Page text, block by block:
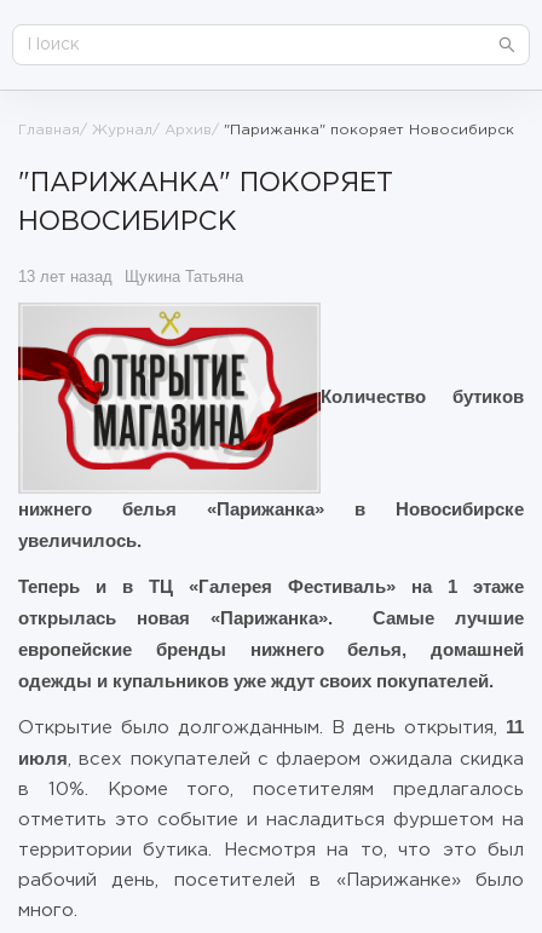
Главная Журнал Архив "Парижанка" покоряет Новосибирск
"ПАРИЖАНКА" ПОКОРЯЕТ
НОВОСИБИРСК
13 лет назад Щукина Татьяна
Количество бутиков
нижнего белья «Парижанка» в Новосибирске
увеличилось.
Теперь и в ТЦ «Галерея Фестиваль» на 1 этаже
открылась новая «Парижанка». Самые лучшие
европейские бренды нижнего белья, домашней
одежды и купальников уже ждут своих покупателей.
Открытие было долгожданным. В день открытия, 11
июля , всех покупателей с флаером ожидала скидка
в 10%. Кроме того, посетителям предлагалось
отметить это событие и насладиться фуршетом на
территории бутика. Несмотря на то, что это был
рабочий день, посетителей в «Парижанке» было
много.